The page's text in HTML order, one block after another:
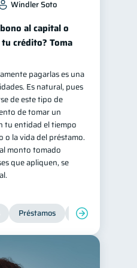
Windler Soto
al capital o
crédito? Toma
pagarlas es una
Es natural, pues
de este tipo de
de tomar un
tu entidad el tiempo
o la vida del préstamo.
monto tomado
que apliquen, se
Préstamos Productos